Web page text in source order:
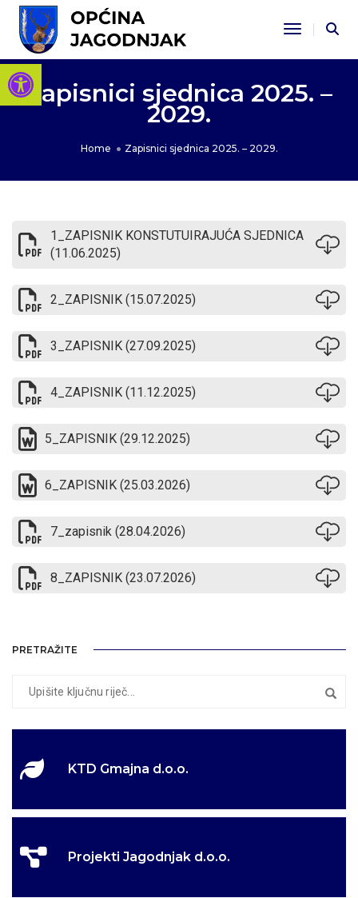
Open toolbar
Toggle
Zapisnici sjednica 2025. –
2029.
Home Zapisnici sjednica 2025. – 2029.
1_ZAPISNIK KONSTUTUIRAJUĆA SJEDNICA
(11.06.2025)
2_ZAPISNIK (15.07.2025)
3_ZAPISNIK (27.09.2025)
4_ZAPISNIK (11.12.2025)
5_ZAPISNIK (29.12.2025)
6_ZAPISNIK (25.03.2026)
7_zapisnik (28.04.2026)
8_ZAPISNIK (23.07.2026)
PRETRAŽITE
KTD Gmajna d.o.o.
Projekti Jagodnjak d.o.o.